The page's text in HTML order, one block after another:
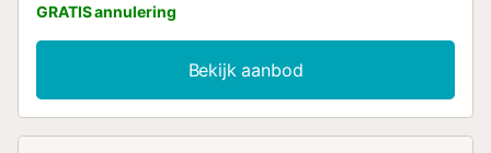
GRATIS annulering
Bekijk aanbod